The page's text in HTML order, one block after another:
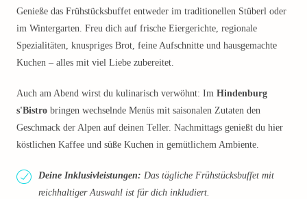
Genieße das Frühstücksbuffet entweder im traditionellen Stüberl oder
im Wintergarten. Freu dich auf frische Eiergerichte, regionale
Spezialitäten, knuspriges Brot, feine Aufschnitte und hausgemachte
Kuchen – alles mit viel Liebe zubereitet.
Auch am Abend wirst du kulinarisch verwöhnt: Im Hindenburg
s'Bistro bringen wechselnde Menüs mit saisonalen Zutaten den
Geschmack der Alpen auf deinen Teller. Nachmittags genießt du hier
köstlichen Kaffee und süße Kuchen in gemütlichem Ambiente.
Deine Inklusivleistungen: Das tägliche Frühstücksbuffet mit
reichhaltiger Auswahl ist für dich inkludiert.